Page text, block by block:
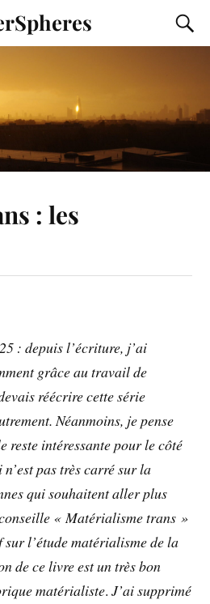
: les
: depuis l’écriture, j’ai
grâce au travail de
réécrire cette série
Néanmoins, je pense
reste intéressante pour le côté
pas très carré sur la
qui souhaitent aller plus
« Matérialisme trans »
l’étude matérialisme de la
de ce livre est un très bon
matérialiste. J’ai supprimé